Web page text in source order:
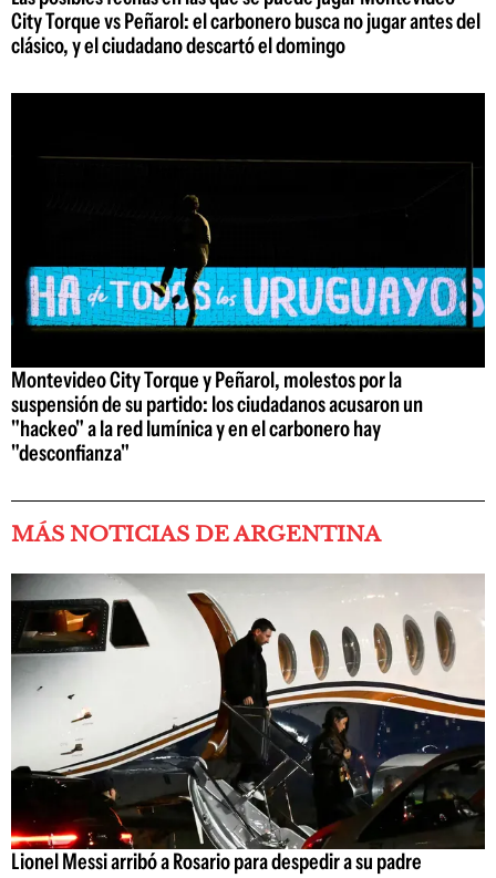
City Torque vs Peñarol: el carbonero busca no jugar antes del
clásico, y el ciudadano descartó el domingo
Montevideo City Torque y Peñarol, molestos por la
suspensión de su partido: los ciudadanos acusaron un
"hackeo" a la red lumínica y en el carbonero hay
"desconfianza"
MÁS NOTICIAS DE ARGENTINA
Lionel Messi arribó a Rosario para despedir a su padre